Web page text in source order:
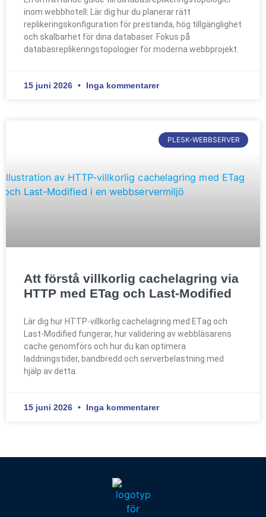
inom webbhotell: Lär dig hur du planerar rätt
replikeringskonfiguration för prestanda, hög tillgänglighet
och skalbarhet för dina databaser. Fokus på
databasreplikeringstopologier för moderna webbprojekt.
15 juni 2026 Inga kommentarer
PLESK-WEBBSERVER
Att förstå villkorlig cachelagring via
HTTP med ETag och Last-Modified
Lär dig hur HTTP-villkorlig cachelagring med ETag och
Last-Modified fungerar, hur validering av webbläsarens
cache genomförs och hur du kan optimera
laddningstider, bandbredd och serverbelastning med
hjälp av detta.
15 juni 2026 Inga kommentarer